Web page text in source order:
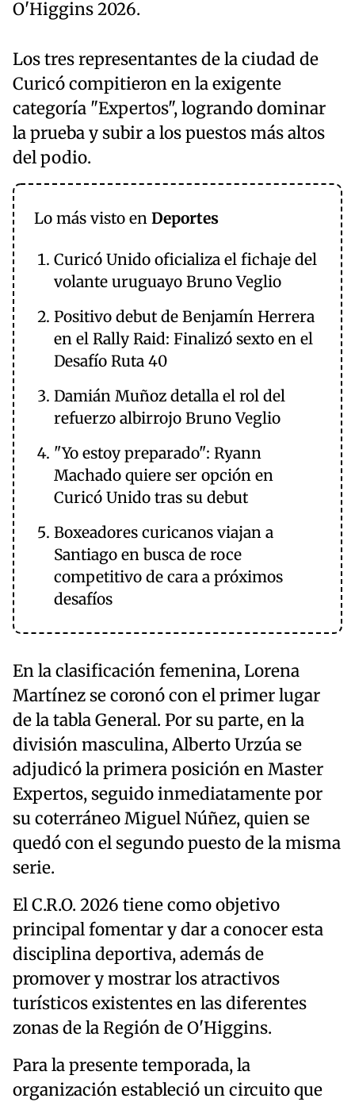
O'Higgins 2026.
Los tres representantes de la ciudad de
Curicó compitieron en la exigente
categoría "Expertos", logrando dominar
la prueba y subir a los puestos más altos
del podio.
Lo más visto en Deportes
Curicó Unido oficializa el fichaje del
volante uruguayo Bruno Veglio
Positivo debut de Benjamín Herrera
en el Rally Raid: Finalizó sexto en el
Desafío Ruta 40
Damián Muñoz detalla el rol del
refuerzo albirrojo Bruno Veglio
"Yo estoy preparado": Ryann
Machado quiere ser opción en
Curicó Unido tras su debut
Boxeadores curicanos viajan a
Santiago en busca de roce
competitivo de cara a próximos
desafíos
En la clasificación femenina, Lorena
Martínez se coronó con el primer lugar
de la tabla General. Por su parte, en la
división masculina, Alberto Urzúa se
adjudicó la primera posición en Master
Expertos, seguido inmediatamente por
su coterráneo Miguel Núñez, quien se
quedó con el segundo puesto de la misma
serie.
El C.R.O. 2026 tiene como objetivo
principal fomentar y dar a conocer esta
disciplina deportiva, además de
promover y mostrar los atractivos
turísticos existentes en las diferentes
zonas de la Región de O'Higgins.
Para la presente temporada, la
organización estableció un circuito que